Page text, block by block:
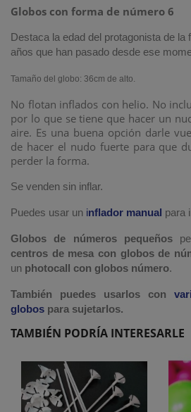
Globos con forma de número 6
Destaca la edad del protagonista de la
años que han pasado desde ese
Tamaño del globo: 36cm de alto.
No flotan inflados con helio. No
por lo que se tiene que hacer un
aire. Es una buena opción darle
de hacer el nudo fuerte para que
perder la forma.
Se venden sin inflar.
Puedes usar un inflador manual para
Globos de números pequeños
centros de mesa con globos de
un photocall con globos número.
También puedes usarlos con
globos para sujetarlos.
TAMBIÉN PODRÍA INTERESARLE